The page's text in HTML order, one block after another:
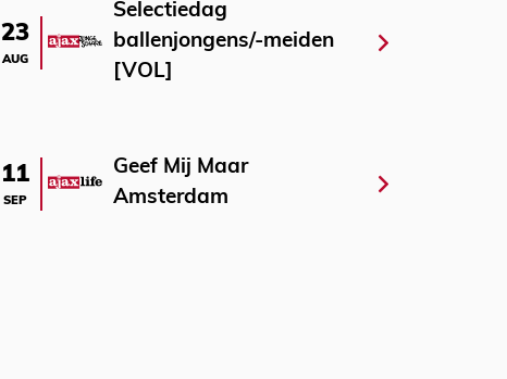
23
AUG
Selectiedag
ballenjongens/-meiden
[VOL]
11
SEP
Geef Mij Maar
Amsterdam